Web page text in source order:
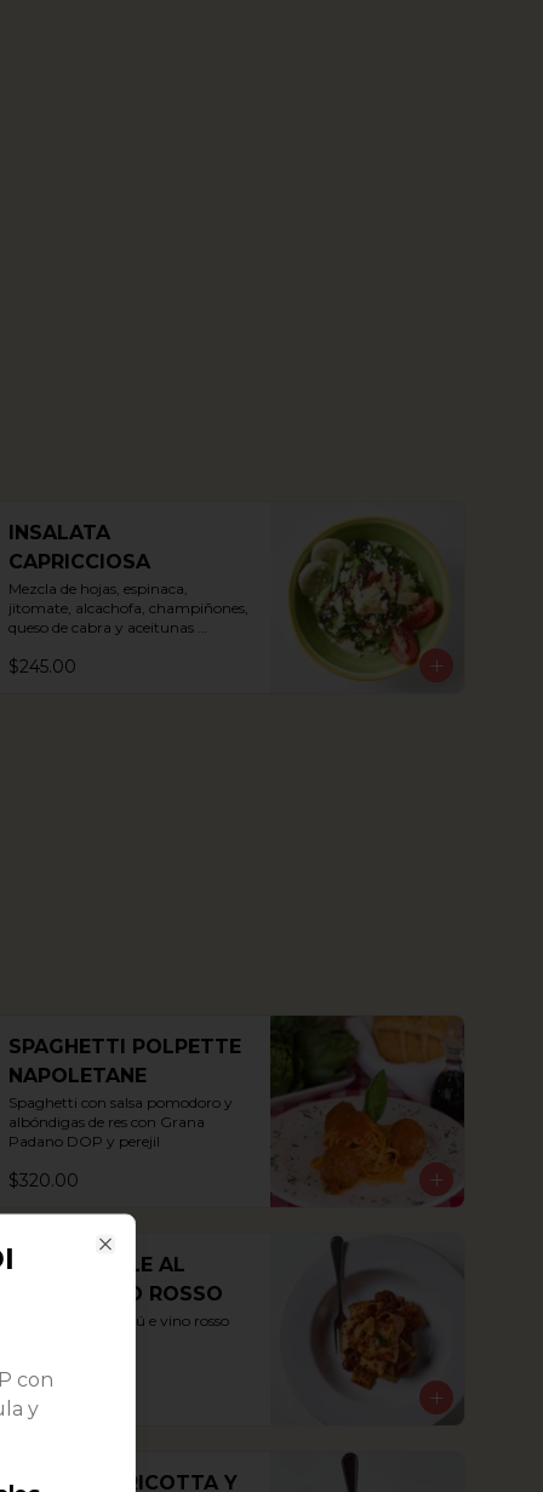
INSALATA
CAPRICCIOSA
Mezcla de hojas, espinaca,
jitomate, alcachofa, champiñones,
queso de cabra y aceitunas
$245.00
SPAGHETTI POLPETTE
NAPOLETANE
Spaghetti con salsa pomodoro y
albóndigas de res con Grana
Padano DOP y perejil
$320.00
PAPPARDELLE AL
RAGÚ E VINO ROSSO
Pappardelle al ragú e vino rosso
$310.00
RAVIOLI DI RICOTTA Y
con
y
Close